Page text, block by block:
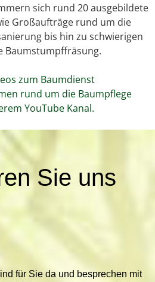
sich rund 20 ausgebildete
Großaufträge rund um die
bis hin zu schwierigen
Baumstumpffräsung.
zum Baumdienst
rund um die Baumpflege
YouTube Kanal.
Sie uns
für Sie da und besprechen mit